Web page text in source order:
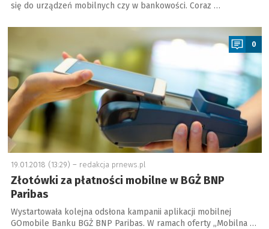
się do urządzeń mobilnych czy w bankowości. Coraz …
a
0
19.01.2018 (13:29) – redakcja prnews.pl
Złotówki za płatności mobilne w BGŻ BNP
Paribas
Wystartowała kolejna odsłona kampanii aplikacji mobilnej
GOmobile Banku BGŻ BNP Paribas. W ramach oferty „Mobilna …